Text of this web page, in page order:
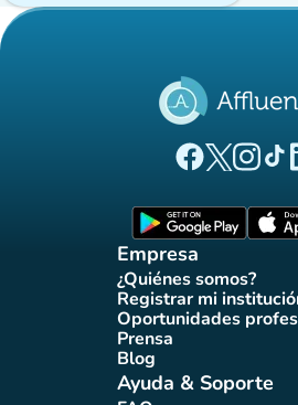
(nueva(nueva
Empresa
¿Quiénes somos?
(nueva
Registrar mi(nueva
Oportunidades(nueva
Prensa(nueva pestaña)
Blog(nueva pestaña)
Ayuda & Soporte